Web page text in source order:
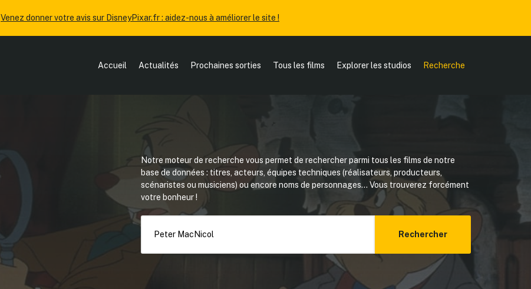
Venez donner votre avis sur DisneyPixar.fr : aidez-nous à améliorer le site !
Accueil Actualités Prochaines sorties Tous les films Explorer les studios Recherche
Notre moteur de recherche vous permet de rechercher parmi tous les films de notre
base de données : titres, acteurs, équipes techniques (réalisateurs, producteurs,
scénaristes ou musiciens) ou encore noms de personnages... Vous trouverez forcément
votre bonheur !
Rechercher